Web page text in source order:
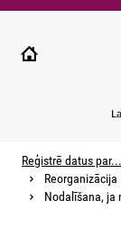
Pārlekt
galveno
Reģistrē datus par...
Reorganizācija
Nodalīšana, ja